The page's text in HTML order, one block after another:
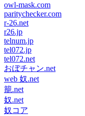
owl-mask.com
paritychecker.com
r-26.net
r26.jp
telnum.jp
tel072.jp
tel072.net
おぼチャン.net
web 奴.net
籠.net
奴.net
奴コア